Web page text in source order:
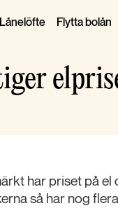
Lånelöfte Flytta bolån
har priset på
så har nog